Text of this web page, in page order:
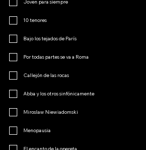
Joven para siempre
10 tenores
Bajo los tejados de París
Por todas partes se va a Roma
Callejón de las rocas
Abba y los otros sinfónicamente
Miroslaw Niewiadomski
Menopausia
El encanto de la opereta